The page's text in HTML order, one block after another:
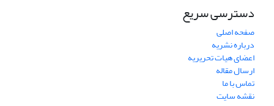
دسترسی سریع
صفحه اصلی
درباره نشریه
اعضای هیات تحریریه
ارسال مقاله
تماس با ما
نقشه سایت